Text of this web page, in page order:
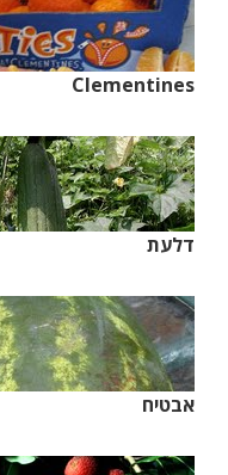
Clementines
דלעת
אבטיח